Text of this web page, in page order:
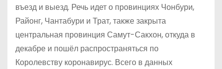
въезд и выезд. Речь идет о провинциях Чонбури,
Районг, Чантабури и Трат, также закрыта
центральная провинция Самут-Сакхон, откуда в
декабре и пошёл распространяться по
Королевству коронавирус. Всего в данных